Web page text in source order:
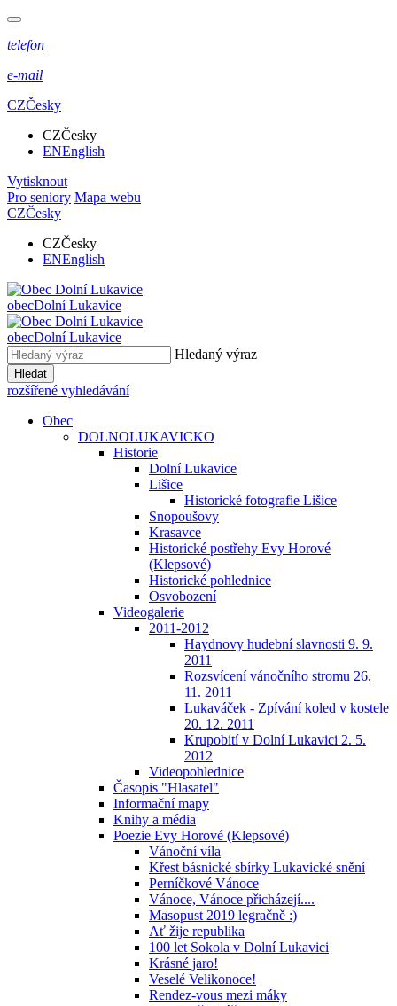
telefon
e-mail
CZČesky
CZČesky
ENEnglish
Vytisknout
Pro seniory Mapa webu
CZČesky
CZČesky
ENEnglish
obecDolní Lukavice
obecDolní Lukavice
Hledaný výraz
Hledat
rozšířené vyhledávání
Obec
DOLNOLUKAVICKO
Historie
Dolní Lukavice
Lišice
Historické fotografie Lišice
Snopoušovy
Krasavce
Historické postřehy Evy Horové
(Klepsové)
Historické pohlednice
Osvobození
Videogalerie
2011-2012
Haydnovy hudební slavnosti 9. 9.
2011
Rozsvícení vánočního stromu 26.
11. 2011
Lukaváček - Zpívání koled v kostele
20. 12. 2011
Krupobití v Dolní Lukavici 2. 5.
2012
Videopohlednice
Časopis "Hlasatel"
Informační mapy
Knihy a média
Poezie Evy Horové (Klepsové)
Vánoční víla
Křest básnické sbírky Lukavické snění
Perníčkové Vánoce
Vánoce, Vánoce přicházejí....
Masopust 2019 legračně :)
Ať žije republika
100 let Sokola v Dolní Lukavici
Krásné jaro!
Veselé Velikonoce!
Rendez-vous mezi máky